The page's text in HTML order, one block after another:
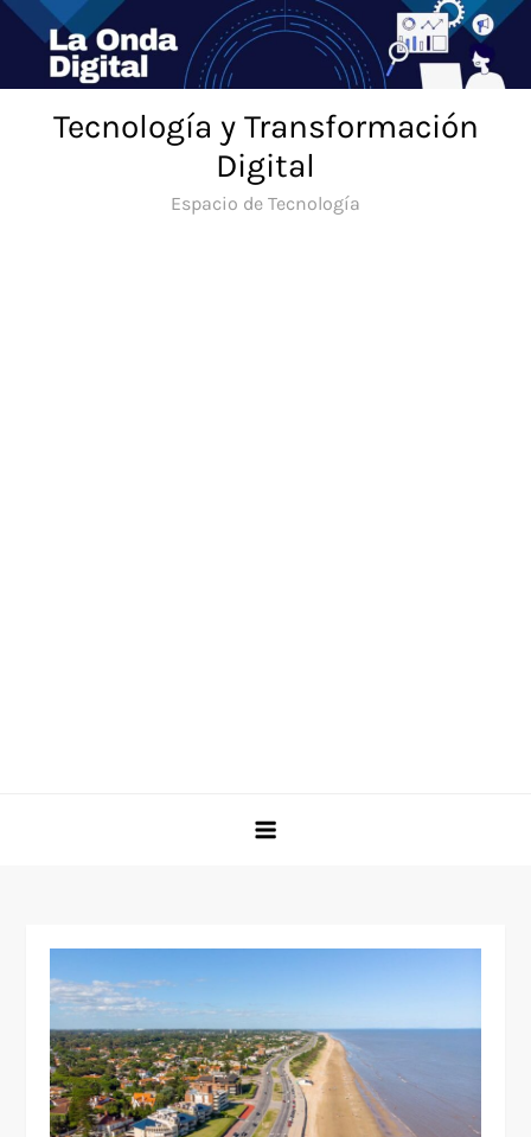
Saltar
contenido
Tecnología y Transformación
Digital
Espacio de Tecnología